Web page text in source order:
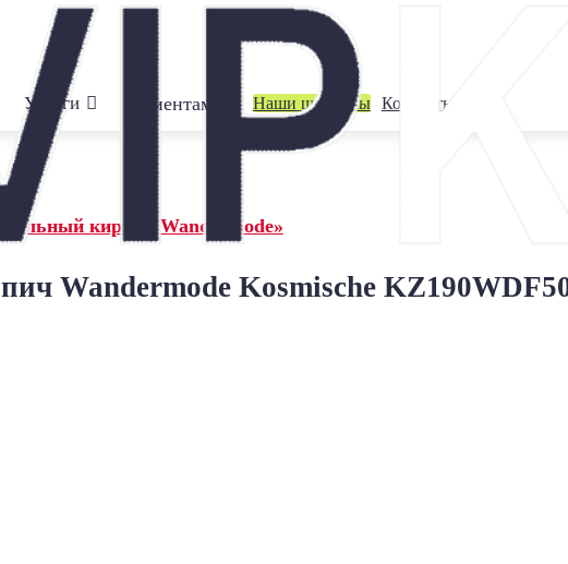
Услуги Клиентам Наши шоурумы Контакты
кирпич Wandermode»
Wandermode Kosmische